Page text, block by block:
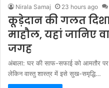
Nirala Samaj 23 hours ago
कूड़ेदान की गलत
माहौल, यहां जानिए
जगह
अंबाला: घर की साफ-सफाई को आमतौर
लेकिन वास्तु शास्त्र में इसे सुख-समृद्धि…